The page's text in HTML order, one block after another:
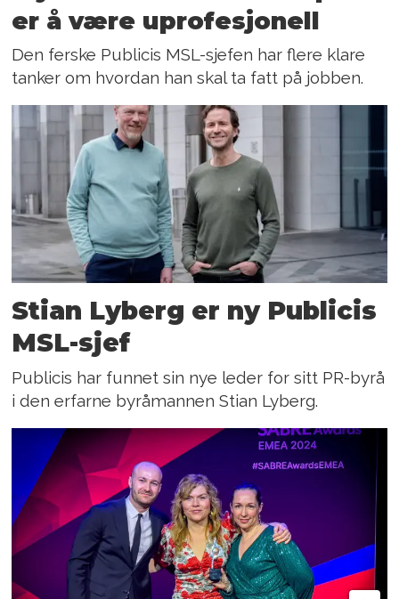
er å være uprofesjonell
Den ferske Publicis MSL-sjefen har flere klare
tanker om hvordan han skal ta fatt på jobben.
Stian Lyberg er ny Publicis
MSL-sjef
Publicis har funnet sin nye leder for sitt PR-byrå
i den erfarne byråmannen Stian Lyberg.